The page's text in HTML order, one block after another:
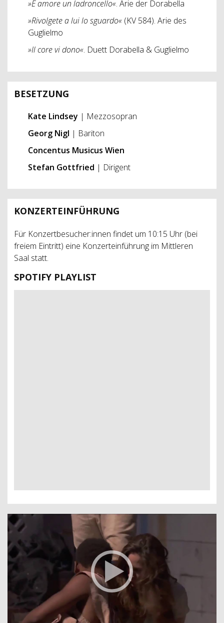
»È amore un ladroncello«. Arie der Dorabella
»Rivolgete a lui lo sguardo« (KV 584). Arie des
Guglielmo
»Il core vi dono«. Duett Dorabella & Guglielmo
BESETZUNG
Kate Lindsey | Mezzosopran
Georg Nigl | Bariton
Concentus Musicus Wien
Stefan Gottfried | Dirigent
KONZERTEINFÜHRUNG
Für Konzertbesucher:innen findet um 10:15 Uhr (bei
freiem Eintritt) eine Konzerteinführung im Mittleren
Saal statt.
SPOTIFY PLAYLIST